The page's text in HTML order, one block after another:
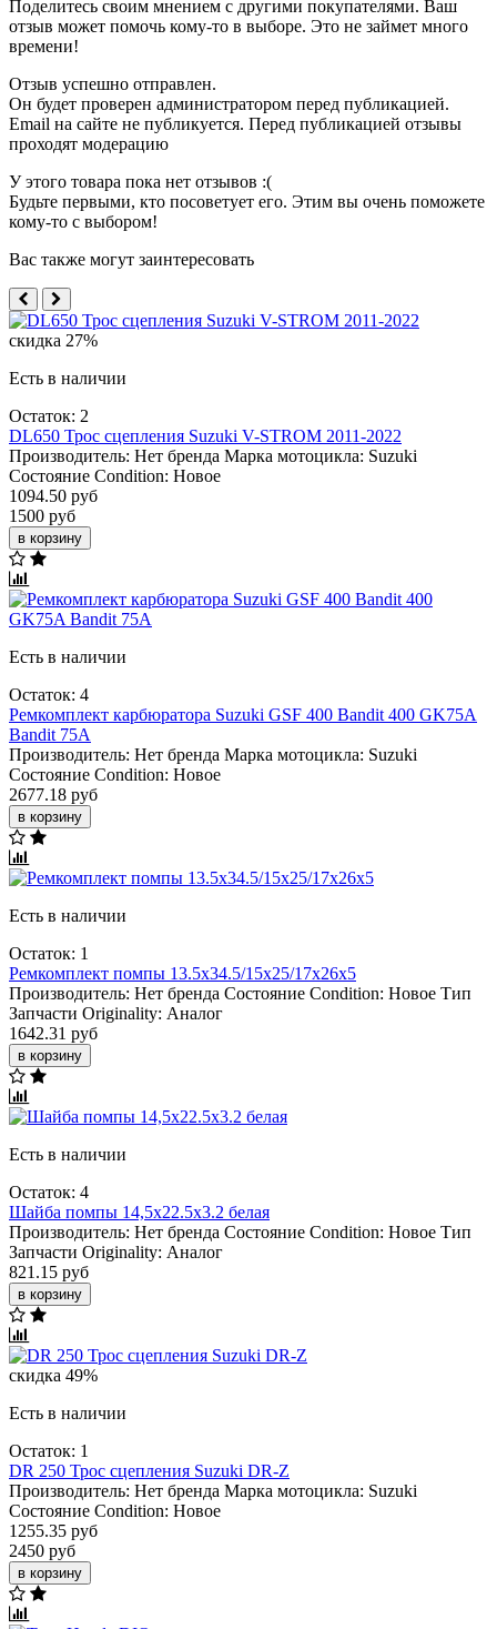
Поделитесь своим мнением с другими покупателями. Ваш
отзыв может помочь кому-то в выборе. Это не займет много
времени!
Отзыв успешно отправлен.
Он будет проверен администратором перед публикацией.
Email на сайте не публикуется. Перед публикацией отзывы
проходят модерацию
У этого товара пока нет отзывов :(
Будьте первыми, кто посоветует его. Этим вы очень поможете
кому-то с выбором!
Вас также могут заинтересовать
скидка 27%
Есть в наличии
Остаток: 2
DL650 Трос сцепления Suzuki V-STROM 2011-2022
Производитель: Нет бренда Марка мотоцикла: Suzuki
Состояние Condition: Новое
1094.50 руб
1500 руб
в корзину
Есть в наличии
Остаток: 4
Ремкомплект карбюратора Suzuki GSF 400 Bandit 400 GK75A
Bandit 75A
Производитель: Нет бренда Марка мотоцикла: Suzuki
Состояние Condition: Новое
2677.18 руб
в корзину
Есть в наличии
Остаток: 1
Ремкомплект помпы 13.5x34.5/15x25/17x26x5
Производитель: Нет бренда Состояние Condition: Новое Тип
Запчасти Originality: Аналог
1642.31 руб
в корзину
Есть в наличии
Остаток: 4
Шайба помпы 14,5x22.5x3.2 белая
Производитель: Нет бренда Состояние Condition: Новое Тип
Запчасти Originality: Аналог
821.15 руб
в корзину
скидка 49%
Есть в наличии
Остаток: 1
DR 250 Трос сцепления Suzuki DR-Z
Производитель: Нет бренда Марка мотоцикла: Suzuki
Состояние Condition: Новое
1255.35 руб
2450 руб
в корзину